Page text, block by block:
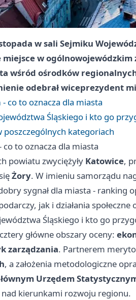
w sali Sejmiku
miejsce w
wśród ośrodków
odebrał wiceprezydent
- co to oznacza dla miasta
Śląskiego i kto go
poszczególnych kategoriach
co to oznacza dla miasta
powiatu zwyciężyły Katowice,
Żory. W imieniu samorządu
sygnał dla miasta - ranking
jak i działania społeczne
Śląskiego i kto go
główne obszary oceny:
zarządzania. Partnerem
, a założenia metodologiczne
Urzędem
kierunkami rozwoju regionu.